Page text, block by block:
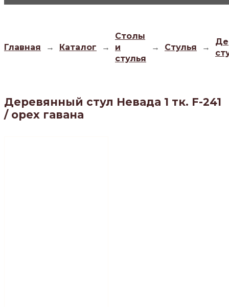
Главная → Каталог →
Столы
и
стулья
→ Стулья →
Деревянный стул Невада 1 тк. F-241
/ орех гавана